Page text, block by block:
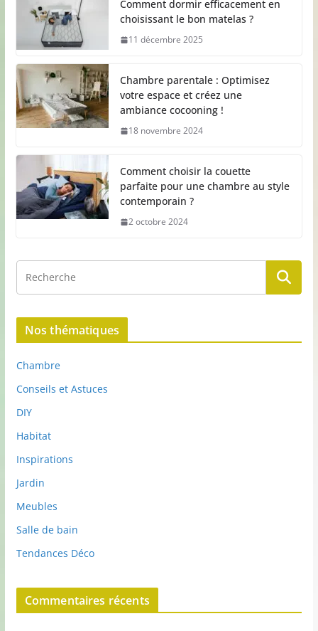
Comment dormir efficacement en
choisissant le bon matelas ?
11 décembre 2025
Chambre parentale : Optimisez
votre espace et créez une
ambiance cocooning !
18 novembre 2024
Comment choisir la couette
parfaite pour une chambre au style
contemporain ?
2 octobre 2024
Nos thématiques
Chambre
Conseils et Astuces
DIY
Habitat
Inspirations
Jardin
Meubles
Salle de bain
Tendances Déco
Commentaires récents